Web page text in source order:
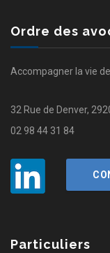
Ordre des
Accompagner la vie
32 Rue de Denver,
02 98 44 31 84
Particuliers